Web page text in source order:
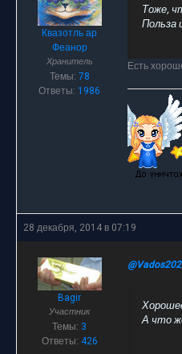
Квазотль ар
Феанор
Хранитель
Темы: 78
Ответы: 1986
Тоже,
Польза
Есть
28 декабря, 2014 в 07:19
Bagir
Участник
Темы: 3
Ответы: 426
@Vados202
А что